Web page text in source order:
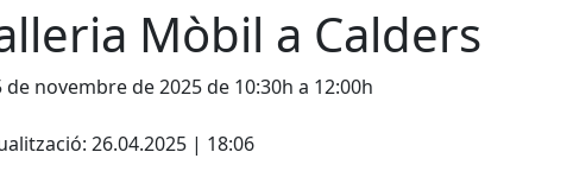
Mòbil a Calders
de novembre de 2025 de 10:30h a 12:00h
26.04.2025 | 18:06